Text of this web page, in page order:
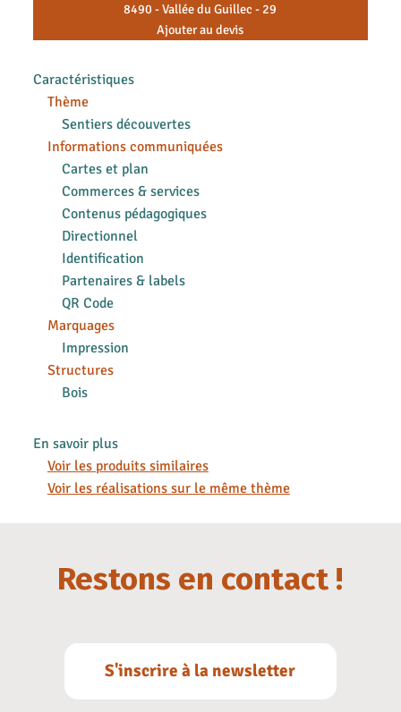
8490 - Vallée du Guillec - 29
Ajouter au devis
Caractéristiques
Thème
Sentiers découvertes
Informations communiquées
Cartes et plan
Commerces & services
Contenus pédagogiques
Directionnel
Identification
Partenaires & labels
QR Code
Marquages
Impression
Structures
Bois
En savoir plus
Voir les produits similaires
Voir les réalisations sur le même thème
Restons en contact !
S'inscrire à la newsletter